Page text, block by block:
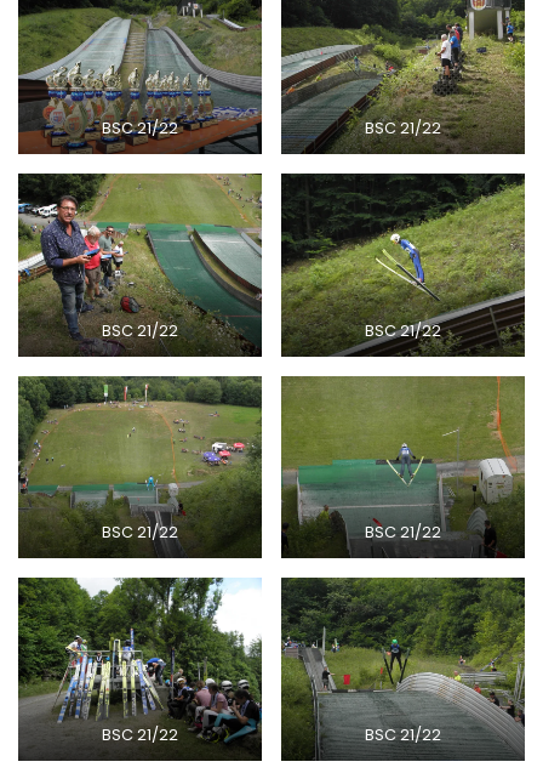
BSC 21/22 BSC 21/22
BSC 21/22 BSC 21/22
BSC 21/22 BSC 21/22
BSC 21/22 BSC 21/22